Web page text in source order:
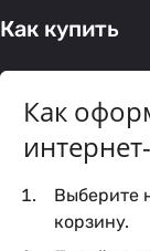
Как купить
Как
Выберите
корзину.